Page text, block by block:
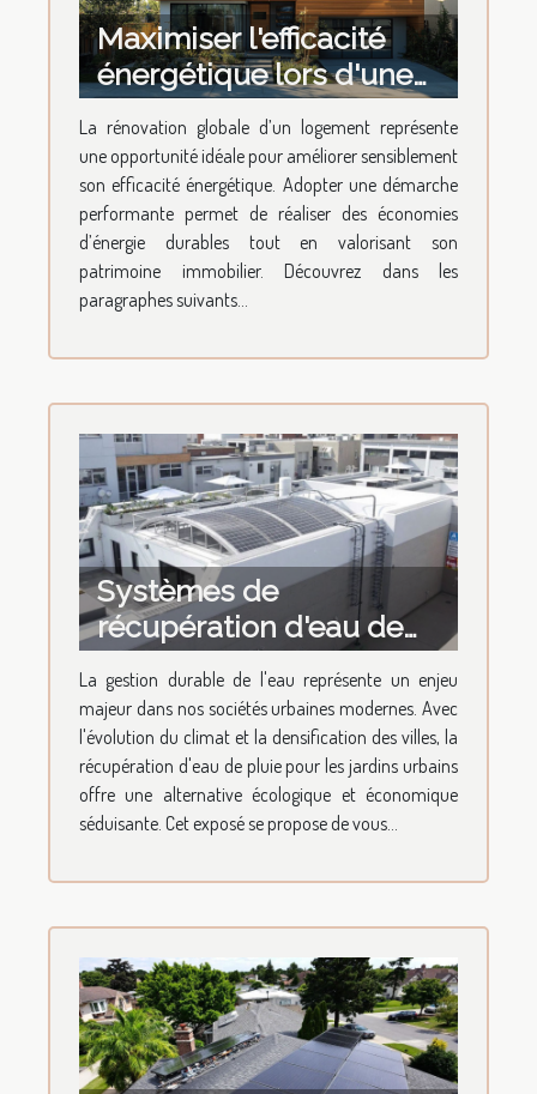
Maximiser l'efficacité
énergétique lors d'une
rénovation globale
La rénovation globale d’un logement représente
une opportunité idéale pour améliorer sensiblement
son efficacité énergétique. Adopter une démarche
performante permet de réaliser des économies
d’énergie durables tout en valorisant son
patrimoine immobilier. Découvrez dans les
paragraphes suivants...
Systèmes de
récupération d'eau de
pluie pour jardins
urbains avantages et
installation
La gestion durable de l'eau représente un enjeu
majeur dans nos sociétés urbaines modernes. Avec
l'évolution du climat et la densification des villes, la
récupération d'eau de pluie pour les jardins urbains
offre une alternative écologique et économique
séduisante. Cet exposé se propose de vous...